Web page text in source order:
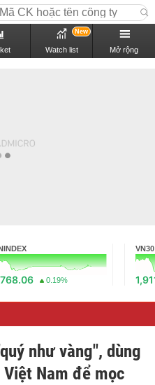
Watch list
New
Mở rộng
0.19%
VN30
như vàng", dùng
Nam để mọc